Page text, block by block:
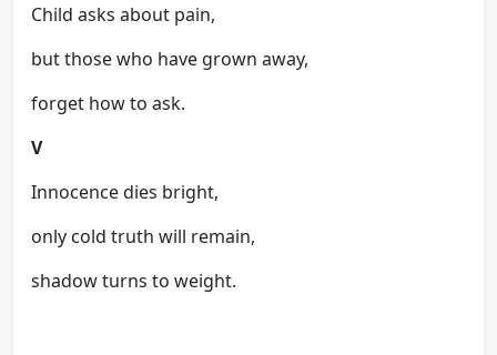
Child asks about pain,
but those who have grown away,
forget how to ask.
V
Innocence dies bright,
only cold truth will remain,
shadow turns to weight.